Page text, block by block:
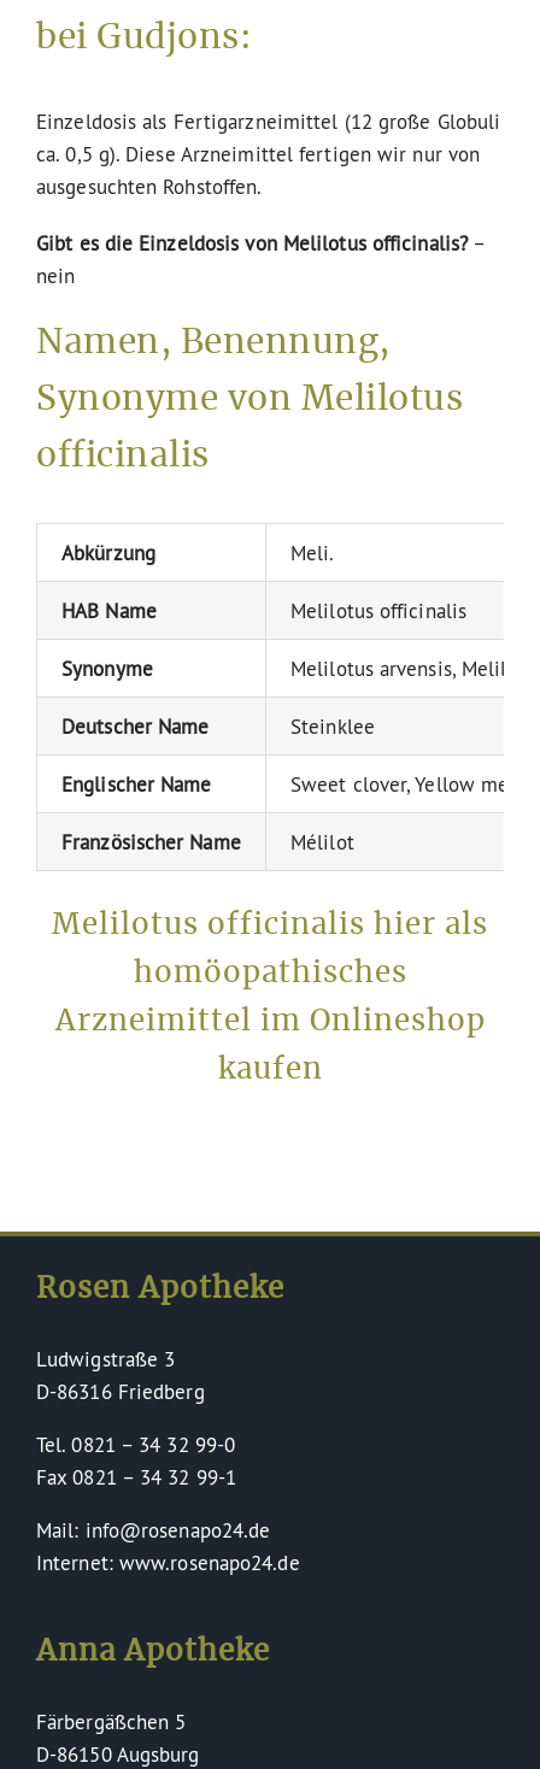
bei Gudjons:
Einzeldosis als Fertigarzneimittel (12 große Globuli
ca. 0,5 g). Diese Arzneimittel fertigen wir nur von
ausgesuchten Rohstoffen.
Gibt es die Einzeldosis von Melilotus officinalis?–
nein
Namen, Benennung,
Synonyme von Melilotus
officinalis
Abkürzung Meli.
HAB Name Melilotus officinalis
Synonyme Melilotus arvensis,
Deutscher Name Steinklee
Englischer Name Sweet clover, Yellow
Französischer Name Mélilot
Melilotus officinalis hier als
homöopathisches
Arzneimittel im Onlineshop
kaufen
Rosen Apotheke
Ludwigstraße 3
D-86316 Friedberg
Tel. 0821 – 34 32 99-0
Fax 0821 – 34 32 99-1
Mail: info@rosenapo24.de
Internet: www.rosenapo24.de
Anna Apotheke
Färbergäßchen 5
D-86150 Augsburg